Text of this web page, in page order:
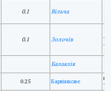
0.1 Вільча
0.1 Золочів
Балаклія
0.25 Барвінкове